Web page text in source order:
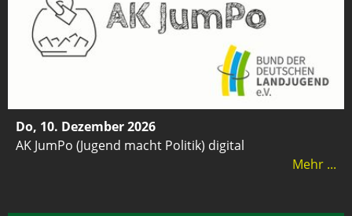
Do, 10. Dezember 2026
AK JumPo (Jugend macht Politik) digital
Mehr ...